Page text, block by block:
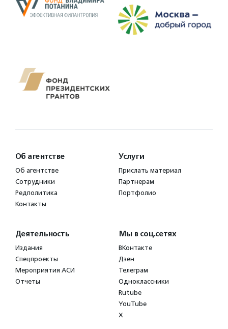
Об агентстве
Об агентстве
Сотрудники
Редполитика
Контакты
Услуги
Прислать материал
Партнерам
Портфолио
Деятельность
Издания
Спецпроекты
Мероприятия АСИ
Отчеты
Мы в соц.сетях
ВКонтакте
Дзен
Телеграм
Одноклассники
Rutube
YouTube
X